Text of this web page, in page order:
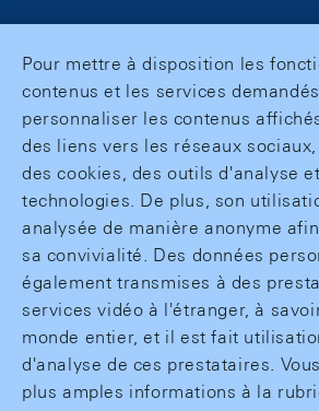
Pour mettre à disposition les
contenus et les services
personnaliser les contenus
des liens vers les réseaux
des cookies, des outils d'analyse
technologies. De plus, son
analysée de manière anonyme
sa convivialité. Des données
également transmises à des
services vidéo à l'étranger, à
monde entier, et il est fait
d'analyse de ces prestataires.
plus amples informations à la